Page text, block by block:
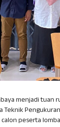
menjadi
peserta